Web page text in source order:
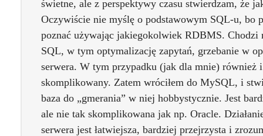
świetne, ale z perspektywy czasu stwierdzam, że
Oczywiście nie myślę o podstawowym SQL-u, bo
poznać używając jakiegokolwiek RDBMS. Chodzi
SQL, w tym optymalizację zapytań, grzebanie w
serwera. W tym przypadku (jak dla mnie) również i
skomplikowany. Zatem wróciłem do MySQL, i
baza do „gmerania” w niej hobbystycznie. Jest
ale nie tak skomplikowana jak np. Oracle.
serwera jest łatwiejsza, bardziej przejrzysta i